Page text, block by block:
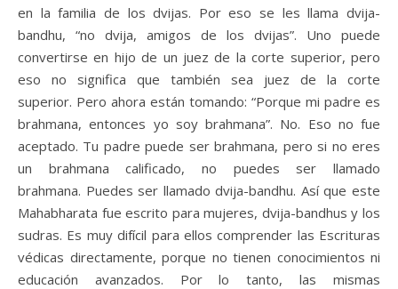
en la familia de los dvijas. Por eso se les llama dvija-
bandhu, “no dvija, amigos de los dvijas”. Uno puede
convertirse en hijo de un juez de la corte superior, pero
eso no significa que también sea juez de la corte
superior. Pero ahora están tomando: “Porque mi padre es
brahmana, entonces yo soy brahmana”. No. Eso no fue
aceptado. Tu padre puede ser brahmana, pero si no eres
un brahmana calificado, no puedes ser llamado
brahmana. Puedes ser llamado dvija-bandhu. Así que este
Mahabharata fue escrito para mujeres, dvija-bandhus y los
sudras. Es muy difícil para ellos comprender las Escrituras
védicas directamente, porque no tienen conocimientos ni
educación avanzados. Por lo tanto, las mismas